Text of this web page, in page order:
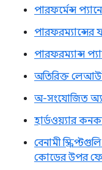
পারফর্মেন্স
পারফরম্যান্স
অতিরিক্ত
অ-সংযোজিত
হার্ডওয়্যার
বেনামী
কোডের উপর